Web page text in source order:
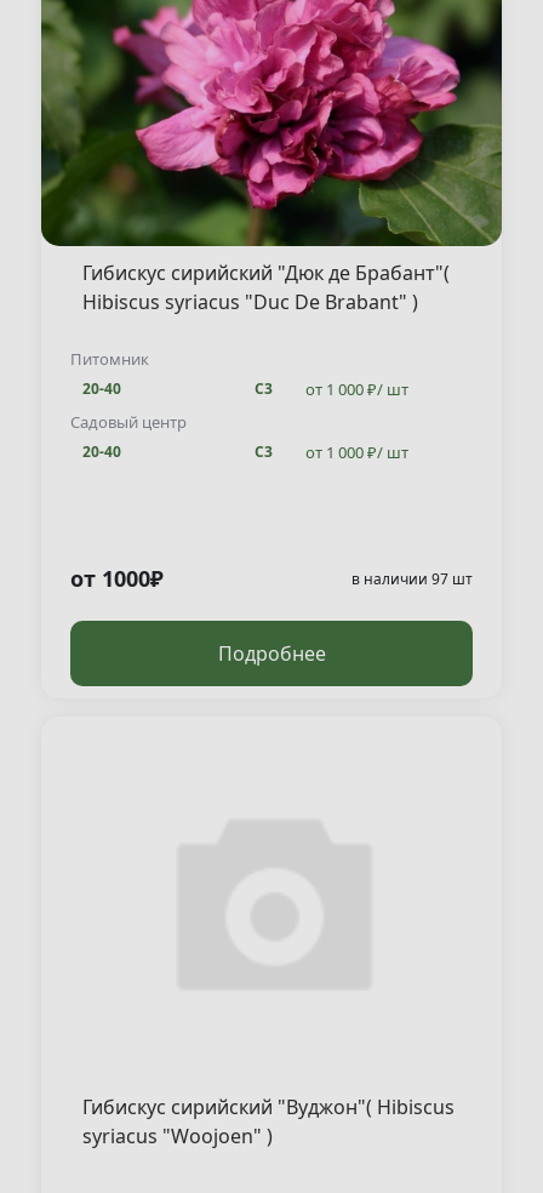
Гибискус сирийский "Дюк де Брабант"(
Hibiscus syriacus "Duc De Brabant" )
Питомник
20-40 С3
от 1 000 ₽/ шт
Садовый центр
20-40 С3 от 1 000 ₽/ шт
от 1000₽ в наличии 97 шт
Подробнее
Гибискус сирийский "Вуджон"( Hibiscus
syriacus "Woojoen" )